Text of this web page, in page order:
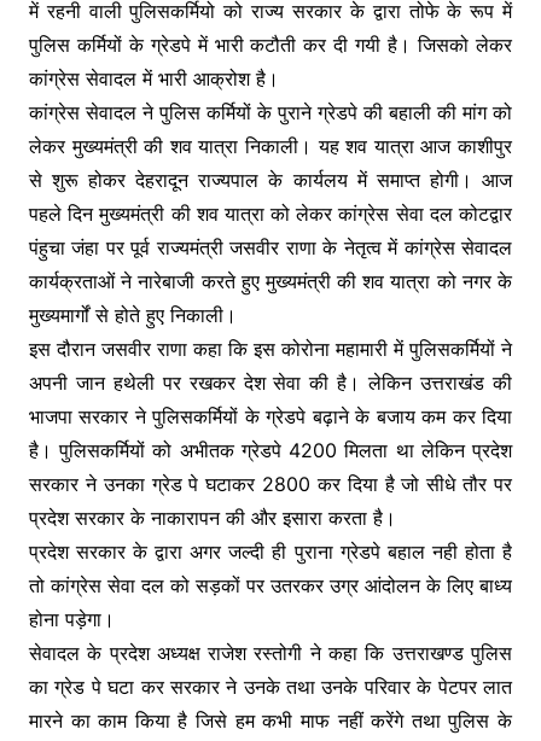
e
b
o
o
k
er s
e
n
g
er
s
A
p
p
gr
a
m
में रहनी वाली पुलिसकर्मियो को राज्य सरकार के द्वारा तोफे के रूप में
पुलिस कर्मियों के ग्रेडपे में भारी कटौती कर दी गयी है। जिसको लेकर
कांग्रेस सेवादल में भारी आक्रोश है।
कांग्रेस सेवादल ने पुलिस कर्मियों के पुराने ग्रेडपे की बहाली की मांग को
लेकर मुख्यमंत्री की शव यात्रा निकाली। यह शव यात्रा आज काशीपुर
से शुरू होकर देहरादून राज्यपाल के कार्यलय में समाप्त होगी। आज
पहले दिन मुख्यमंत्री की शव यात्रा को लेकर कांग्रेस सेवा दल कोटद्वार
पंहुचा जंहा पर पूर्व राज्यमंत्री जसवीर राणा के नेतृत्व में कांग्रेस सेवादल
कार्यक्रताओं ने नारेबाजी करते हुए मुख्यमंत्री की शव यात्रा को नगर के
मुख्यमार्गों से होते हुए निकाली।
इस दौरान जसवीर राणा कहा कि इस कोरोना महामारी में पुलिसकर्मियों ने
अपनी जान हथेली पर रखकर देश सेवा की है। लेकिन उत्तराखंड की
भाजपा सरकार ने पुलिसकर्मियों के ग्रेडपे बढ़ाने के बजाय कम कर दिया
है। पुलिसकर्मियों को अभीतक ग्रेडपे 4200 मिलता था लेकिन प्रदेश
सरकार ने उनका ग्रेड पे घटाकर 2800 कर दिया है जो सीधे तौर पर
प्रदेश सरकार के नाकारापन की और इसारा करता है।
प्रदेश सरकार के द्वारा अगर जल्दी ही पुराना ग्रेडपे बहाल नही होता है
तो कांग्रेस सेवा दल को सड़कों पर उतरकर उग्र आंदोलन के लिए बाध्य
होना पड़ेगा।
सेवादल के प्रदेश अध्यक्ष राजेश रस्तोगी ने कहा कि उत्तराखण्ड पुलिस
का ग्रेड पे घटा कर सरकार ने उनके तथा उनके परिवार के पेटपर लात
मारने का काम किया है जिसे हम कभी माफ नहीं करेंगे तथा पुलिस के